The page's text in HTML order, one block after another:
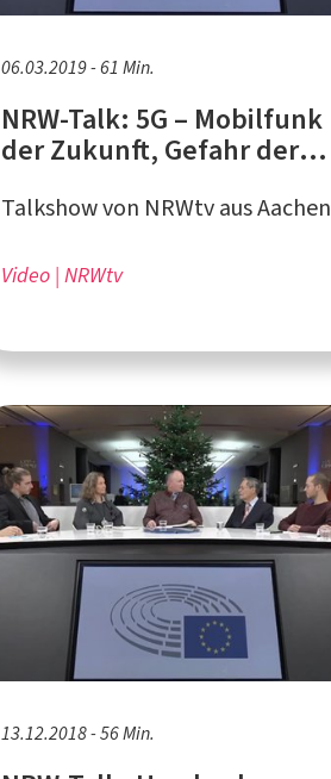
06.03.2019 - 61 Min.
NRW-Talk: 5G – Mobilfunk
der Zukunft, Gefahr der
Talkshow von NRWtv aus Aachen
Video NRWtv
13.12.2018 - 56 Min.